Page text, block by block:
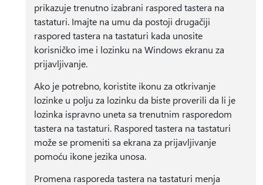
prikazuje trenutno izabrani raspored tastera na
tastaturi. Imajte na umu da postoji drugačiji
raspored tastera na tastaturi kada unosite
korisničko ime i lozinku na Windows ekranu za
prijavljivanje.
Ako je potrebno, koristite ikonu za otkrivanje
lozinke u polju za lozinku da biste proverili da li je
lozinka ispravno uneta sa trenutnim rasporedom
tastera na tastaturi. Raspored tastera na tastaturi
može se promeniti sa ekrana za prijavljivanje
pomoću ikone jezika unosa.
Promena rasporeda tastera na tastaturi menja